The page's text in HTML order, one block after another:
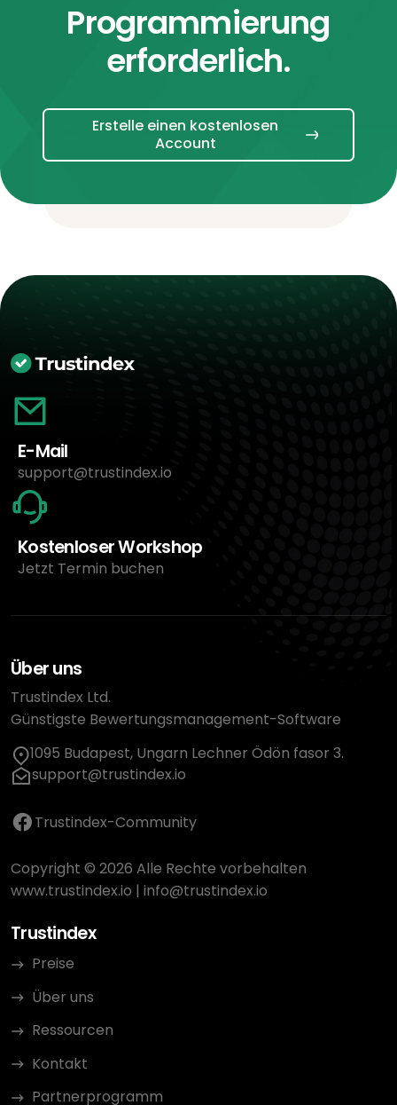
Programmierung
erforderlich.
Erstelle einen kostenlosen
Account
E-Mail
support@trustindex.io
Kostenloser Workshop
Jetzt Termin buchen
Über uns
Trustindex Ltd.
Günstigste Bewertungsmanagement-Software
1095 Budapest, Ungarn Lechner Ödön fasor 3.
support@trustindex.io
Trustindex-Community
Copyright © 2026 Alle Rechte vorbehalten
www.trustindex.io | info@trustindex.io
Trustindex
Preise
Über uns
Ressourcen
Kontakt
Partnerprogramm